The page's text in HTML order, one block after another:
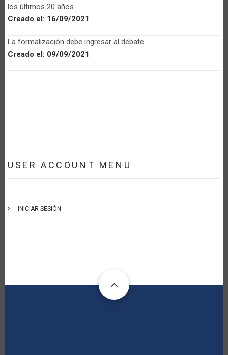
los últimos 20 años
Creado el: 16/09/2021
La formalización debe ingresar al debate
Creado el: 09/09/2021
USER ACCOUNT MENU
INICIAR SESIÓN